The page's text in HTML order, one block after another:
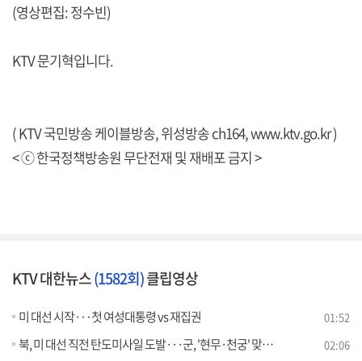
(영상편집: 정수빈)
KTV 문기혁입니다.
( KTV 국민방송 케이블방송, 위성방송 ch164,www.ktv.go.kr)
< ⓒ 한국정책방송원 무단전재 및 재배포 금지 >
KTV 대한뉴스(1582회)클립영상
미 대선 시작···첫 여성대통령 vs 재집권 01:52
북, 미 대선 직전 탄도미사일 도발···군, '현무·천궁' 맞대응 02:06